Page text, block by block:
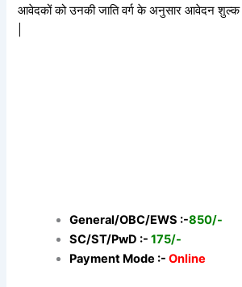
आवेदकों को उनकी जाति वर्ग के अनुसार आवेदन शुल्क
General/OBC/EWS :-850/-
SC/ST/PwD :- 175/-
Payment Mode :-Online